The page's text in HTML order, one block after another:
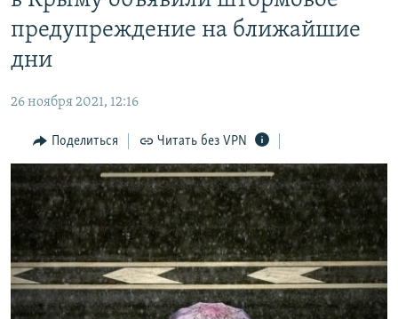
Вернутся
главной
Вернутся
поиску
ВОДА
ИНТЕРАКТИВ
ИНФОГРАФИКА
ТЕЛЕПРОЕКТ КРЫМ.РЕАЛИИ
СОВЕТЫ ПРАВОЗАЩИТНИКОВ
ПРОПАВШИЕ БЕЗ ВЕСТИ
ПОБЕДИТЕЛЕЙ НЕ СУДЯТ?
КРЫМ.НЕПОКОРЕННЫЙ
РАДІО СВОБОДА
КАК ОБОЙТИ БЛОКИРОВКУ
Українською
Qırımtatar
ПРИСОЕДИНЯЙТЕСЬ!
предупреждение на ближайшие
дни
26 ноября 2021, 12:16
Поделиться Читать без VPN